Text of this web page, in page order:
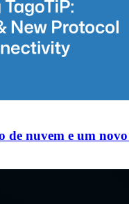
de nuvem e um